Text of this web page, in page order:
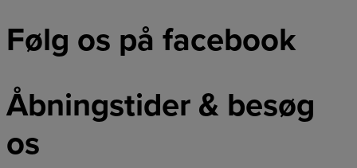
Følg os på facebook
Åbningstider & besøg
os